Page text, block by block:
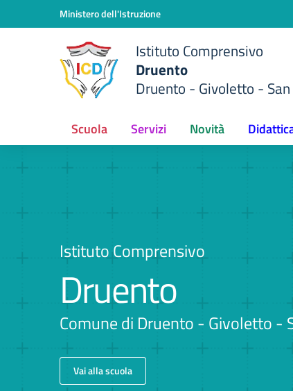
Vai ai contenuti
Vai al menu di navigazione
Ministero dell'Istruzione
Istituto Comprensivo
Druento
Druento - Givoletto - San
Scuola Servizi Novità
Istituto Comprensivo
Druento
Comune di Druento - Givoletto -
Vai alla scuola